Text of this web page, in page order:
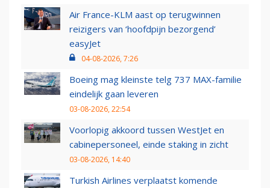
Air France-KLM aast op terugwinnen
reizigers van ‘hoofdpijn bezorgend’
easyJet
04-08-2026, 7:26
Boeing mag kleinste telg 737 MAX-familie
eindelijk gaan leveren
03-08-2026, 22:54
Voorlopig akkoord tussen WestJet en
cabinepersoneel, einde staking in zicht
03-08-2026, 14:40
Turkish Airlines verplaatst komende